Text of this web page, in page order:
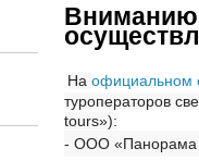
Вниманию
На официальном
туроператоров
tours»):
- ООО «Панорама